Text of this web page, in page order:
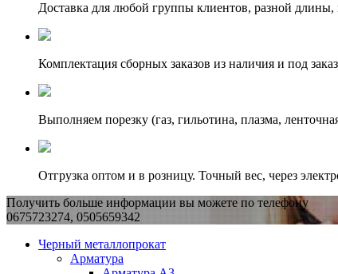
Доставка для любой группы клиентов, разной длины,
Комплектация сборных заказов из наличия и под заказ
Выполняем порезку (газ, гильотина, плазма,
Отгрузка оптом и в розницу. Точный вес, через
Получить больше информации вы можете по телефону
0675723274, 0505659342
Черный металлопрокат
Арматура